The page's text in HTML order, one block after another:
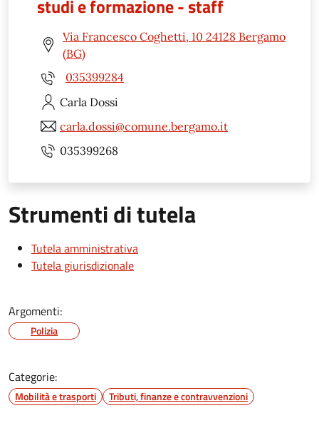
studi e formazione - staff
Via Francesco Coghetti, 10 24128 Bergamo
(BG)
035399284
Carla Dossi
carla.dossi@comune.bergamo.it
035399268
Strumenti di tutela
Tutela amministrativa
Tutela giurisdizionale
Argomenti:
Polizia
Categorie:
Mobilità e trasporti Tributi, finanze e contravvenzioni